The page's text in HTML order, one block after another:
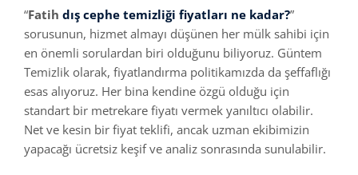
“Fatih dış cephe temizliği fiyatları ne kadar?”
sorusunun, hizmet almayı düşünen her mülk sahibi için
en önemli sorulardan biri olduğunu biliyoruz. Güntem
Temizlik olarak, fiyatlandırma politikamızda da şeffaflığı
esas alıyoruz. Her bina kendine özgü olduğu için
standart bir metrekare fiyatı vermek yanıltıcı olabilir.
Net ve kesin bir fiyat teklifi, ancak uzman ekibimizin
yapacağı ücretsiz keşif ve analiz sonrasında sunulabilir.